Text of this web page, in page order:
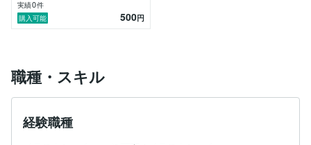
実績0件
購入可能
500円
職種・スキル
経験職種